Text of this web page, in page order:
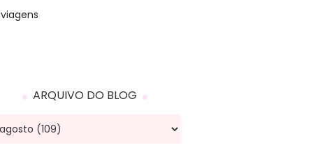
viagens
ARQUIVO DO BLOG